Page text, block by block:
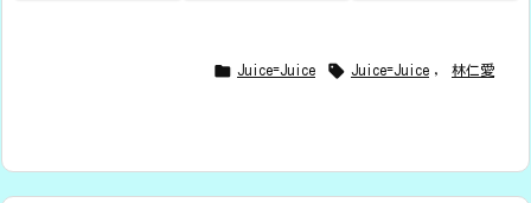
 Juice=Juice  Juice=Juice , 林仁愛